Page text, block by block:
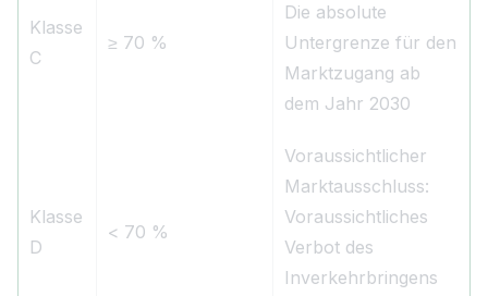
Klasse
C
≥ 70 %
Die absolute
Untergrenze für den
Marktzugang ab
dem Jahr 2030
Klasse
D
< 70 %
Voraussichtlicher
Marktausschluss:
Voraussichtliches
Verbot des
Inverkehrbringens